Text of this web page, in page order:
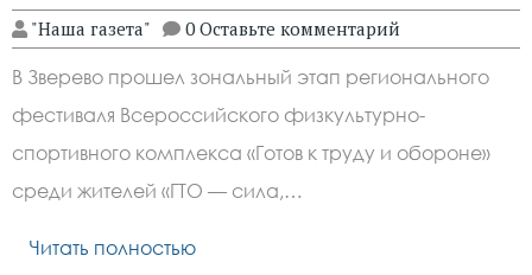
"Наша газета" 0 Оставьте комментарий
В Зверево прошел зональный этап регионального
фестиваля Всероссийского физкультурно-
спортивного комплекса «Готов к труду и обороне»
среди жителей «ГТО — сила,…
Читать полностью